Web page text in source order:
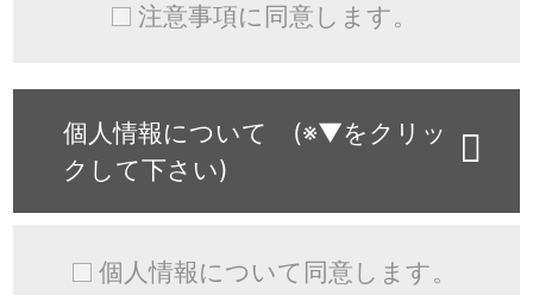
注意事項に同意します。
個人情報について (※▼をクリッ
クして下さい)
個人情報について同意します。